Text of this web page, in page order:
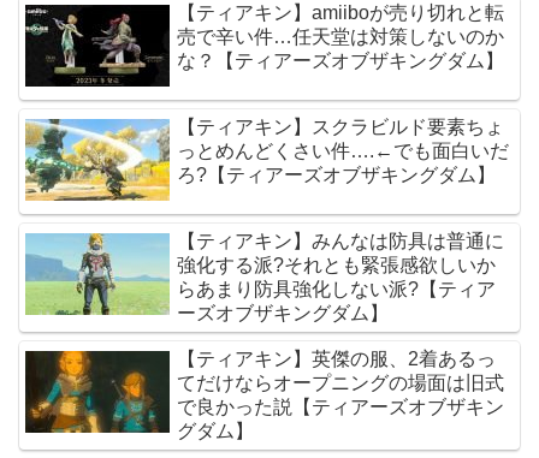
【ティアキン】amiiboが売り切れと転
売で辛い件…任天堂は対策しないのか
な？【ティアーズオブザキングダム】
【ティアキン】スクラビルド要素ちょ
っとめんどくさい件….←でも面白いだ
ろ?【ティアーズオブザキングダム】
【ティアキン】みんなは防具は普通に
強化する派?それとも緊張感欲しいか
らあまり防具強化しない派?【ティア
ーズオブザキングダム】
【ティアキン】英傑の服、2着あるっ
てだけならオープニングの場面は旧式
で良かった説【ティアーズオブザキン
グダム】